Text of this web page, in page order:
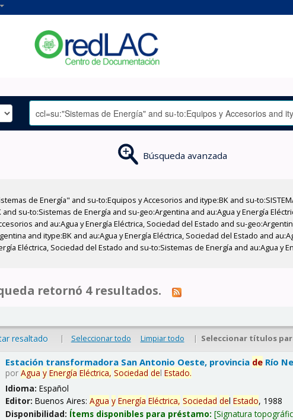
Búsqueda avanzada
de Energía" and su-to:Equipos y Accesorios and itype:BK and su-
su-to:Sistemas de Energía and su-geo:Argentina and au:Agua y Energía
and au:Agua y Energía Eléctrica, Sociedad del Estado and su-
and itype:BK and au:Agua y Energía Eléctrica, Sociedad del Estado and
Eléctrica, Sociedad del Estado and su-to:Sistemas de Energía and au:Agua y
retornó 4 resultados.
resaltado | Seleccionar todo Limpiar todo | Seleccionar títulos
Estación transformadora San Antonio Oeste, provincia de Río
porAgua y Energía Eléctrica, Sociedad delEstado.
Idioma:Español
Editor:Buenos Aires:Agua y Energía Eléctrica, Sociedad delEstado, 1988
Disponibilidad: Ítems disponibles para préstamo: Signatura